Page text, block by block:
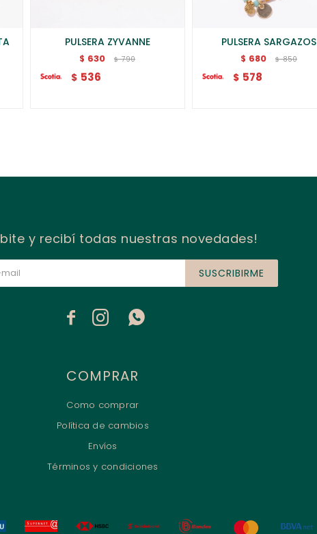
PULSERA ZYVANNE
$ 630 $ 790
$ 536
PULSERA SARGAZOS
$ 680 $ 850
$ 578
COMPRAR
Como comprar
Política de cambios
Envíos
Términos y condiciones
y recibí todas nuestras novedades!
SUSCRIBIRME
  